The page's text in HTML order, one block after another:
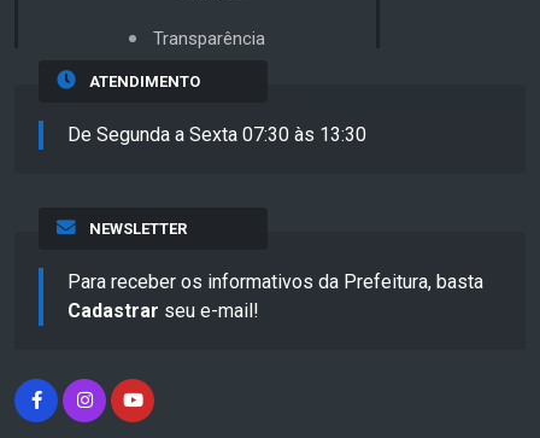
Transparência
ATENDIMENTO
De Segunda a Sexta 07:30 às 13:30
NEWSLETTER
Para receber os informativos da Prefeitura, basta
Cadastrar seu e-mail!